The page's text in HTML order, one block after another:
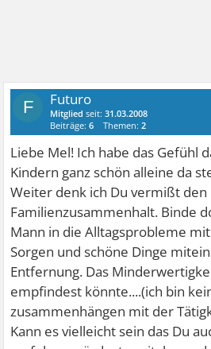
F Futuro
Mitglied seit:31.03.2008
Beiträge:6 Themen:2
Liebe Mel! Ich habe das Gefühl
Kindern ganz schön alleine da
Weiter denk ich Du vermißt den
Familienzusammenhalt. Binde
Mann in die Alltagsprobleme
Sorgen und schöne Dinge
Entfernung. Das
empfindest könnte....(ich bin
zusammenhängen mit der
Kann es vielleicht sein das Du